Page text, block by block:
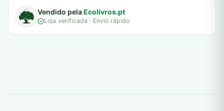
Vendido pelaEcolivros.pt
Loja verificada · Envio rápido